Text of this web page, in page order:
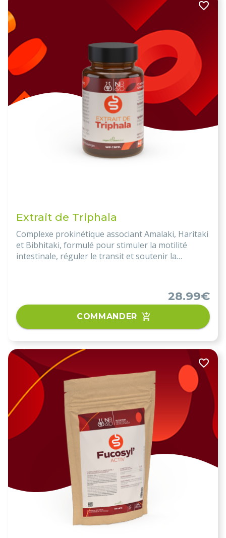
Extrait de Triphala
Complexe prokinétique associant Amalaki, Haritaki
et Bibhitaki, formulé pour stimuler la motilité
intestinale, réguler le transit et soutenir la
28.99€
COMMANDER